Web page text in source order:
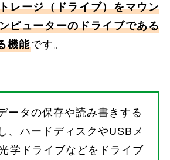
レージ（ドライブ）をマウン
ピューターのドライブである
機能です。
ータの保存や読み書きする
、ハードディスクやUSBメ
学ドライブなどをドライブ